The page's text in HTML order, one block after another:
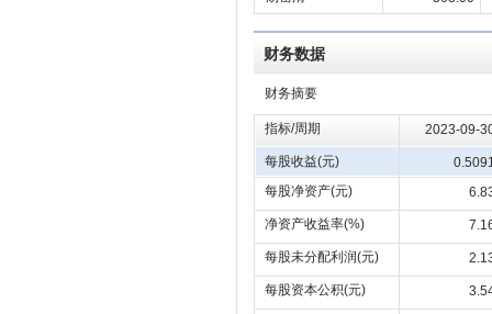
财务数据
财务摘要
指标/周期 2023-09-
每股收益(元)
每股净资产(元)
净资产收益率(%)
每股未分配利润(元)
每股资本公积(元)